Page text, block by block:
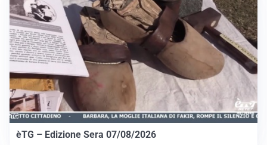
èTG – Edizione Sera 07/08/2026